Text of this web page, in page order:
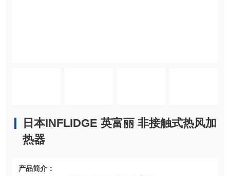
日本INFLIDGE 英富丽 非接触式热风加
热器
产品简介：